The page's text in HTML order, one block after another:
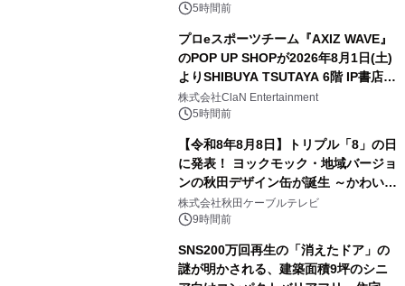
5時間前
プロeスポーツチーム『AXIZ WAVE』
のPOP UP SHOPが2026年8月1日(土)
よりSHIBUYA TSUTAYA 6階 IP書店で
開催決定！！
株式会社ClaN Entertainment
5時間前
【令和8年8月8日】トリプル「8」の日
に発表！ ヨックモック・地域バージョ
ンの秋田デザイン缶が誕生 ～かわいい
秋田犬の子犬と秋田の四季と名所を巡
るパッケージ～ 9月1日(火)秋田県内で
株式会社秋田ケーブルテレビ
9時間前
SNS200万回再生の「消えたドア」の
謎が明かされる、建築面積9坪のシニ